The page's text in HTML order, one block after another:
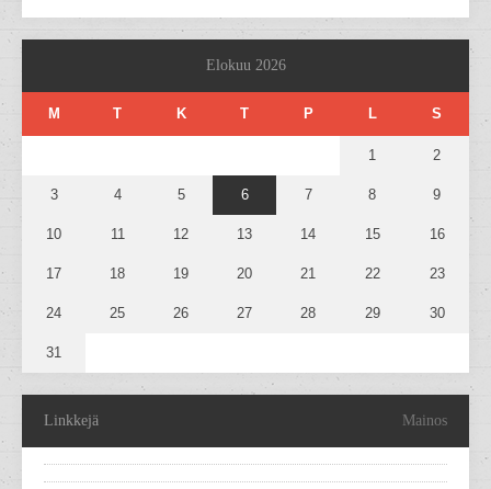
Elokuu 2026
M T K T P L S
1 2
3 4 5 6 7 8 9
10 11 12 13 14 15 16
17 18 19 20 21 22 23
24 25 26 27 28 29 30
31
Linkkejä Mainos